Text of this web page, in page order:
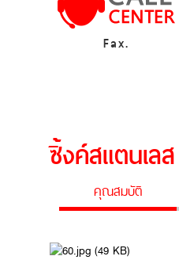
Fax.
ซิ้งค์สแตนเล
คุณสมบัติ